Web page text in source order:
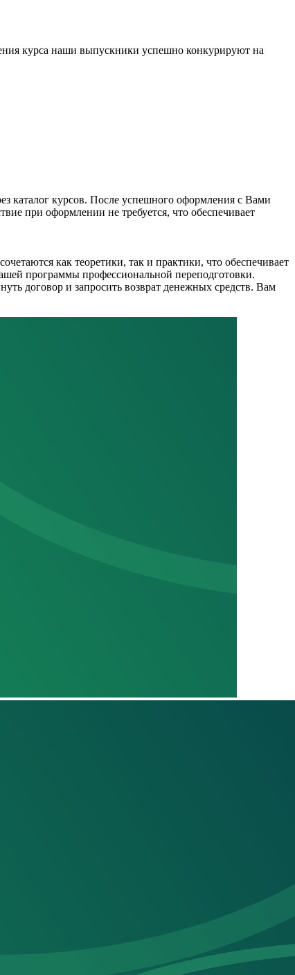
курса наши выпускники успешно конкурируют на
каталог курсов. После успешного оформления с Вами
при оформлении не требуется, что обеспечивает
как теоретики, так и практики, что обеспечивает
программы профессиональной переподготовки.
договор и запросить возврат денежных средств. Вам